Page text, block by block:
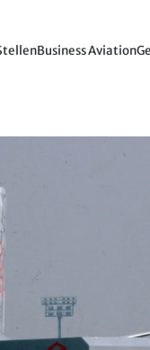
Business Aviation